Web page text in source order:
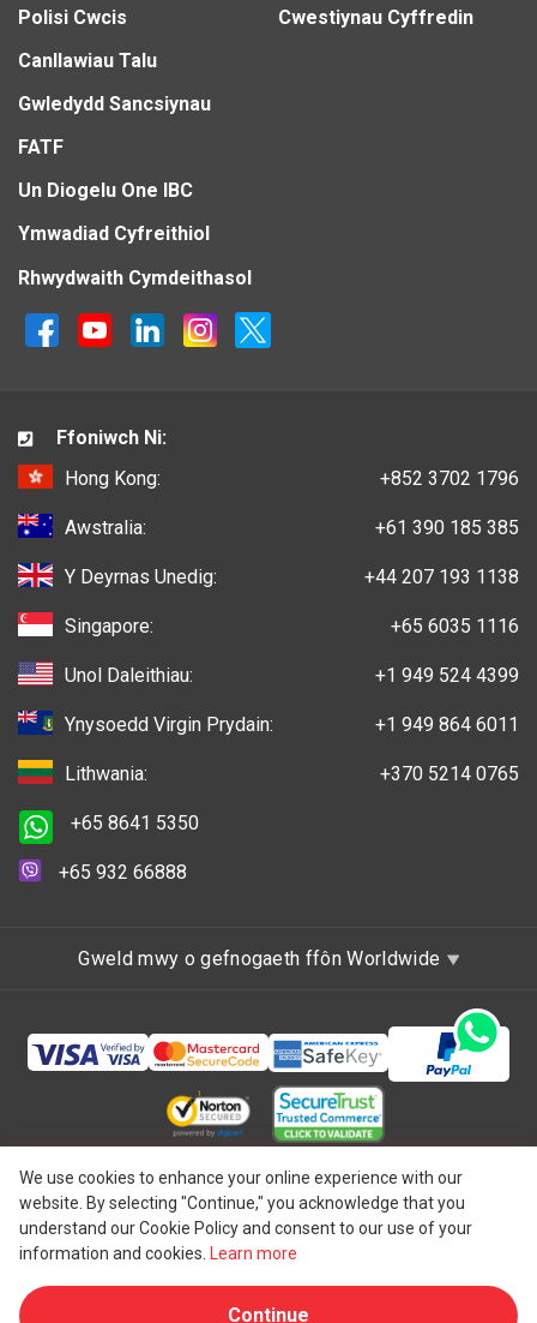
Polisi Cwcis
Canllawiau Talu
Gwledydd Sancsiynau
FATF
Un Diogelu One IBC
Ymwadiad Cyfreithiol
Cwestiynau Cyffredin
Rhwydwaith Cymdeithasol
We use cookies to enhance your online experience with our
website. By selecting "Continue," you acknowledge that you
understand our Cookie Policy and consent to our use of your
information and cookies.
Learn more
Continue
Ffoniwch Ni:
Hong Kong:
+852 3702 1796
Awstralia: +61 390 185 385
Y Deyrnas Unedig: +44 207 193 1138
Singapore: +65 6035 1116
Unol Daleithiau: +1 949 524 4399
Ynysoedd Virgin Prydain: +1 949 864 6011
Lithwania: +370 5214 0765
+65 8641 5350
+65 932 66888
Gweld mwy o gefnogaeth ffôn Worldwide
Hawlfraint © 1997 - 2026 One IBC Limited, wedi'i
ymgorffori yng Nghymru a Lloegr, y Deyrnas Unedig ag
atebolrwydd cyfyngedig ac aelod-gwmni o rwydwaith One
IBC o endid cyfreithiol annibynnol ac ar wahân sy'n